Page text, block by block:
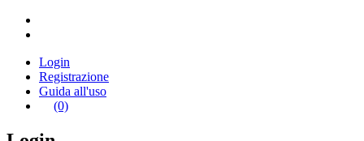
Login
Registrazione
Guida all'uso
(0)